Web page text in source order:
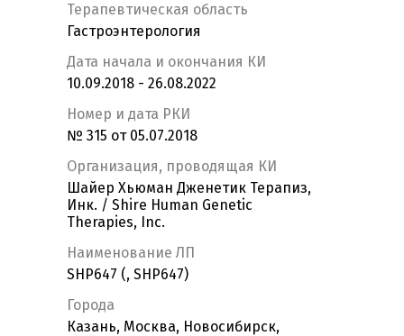
Терапевтическая область
Гастроэнтерология
Дата начала и окончания КИ
10.09.2018 - 26.08.2022
Номер и дата РКИ
№ 315 от 05.07.2018
Организация, проводящая КИ
Шайер Хьюман Дженетик Терапиз,
Инк. / Shire Human Genetic
Therapies, Inc.
Наименование ЛП
SHP647 (, SHP647)
Города
Казань, Москва, Новосибирск,